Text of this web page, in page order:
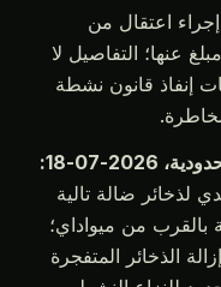
إجراء اعتقال من
عنها؛ التفاصيل لا
إنفاذ قانون نشطة
07-18:
لذخائر ضالة تالية
بالقرب من ميواداي؛
الذخائر المتفجرة